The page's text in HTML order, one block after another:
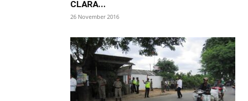
CLARA...
26 November 2016